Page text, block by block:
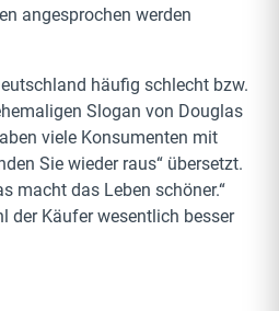
angesprochen werden
häufig schlecht bzw.
Slogan von Douglas
viele Konsumenten mit
Sie wieder raus“ übersetzt.
macht das Leben schöner.“
der Käufer wesentlich besser